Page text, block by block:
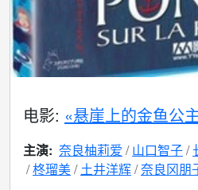
电影: «悬崖上的金鱼公
主演: 奈良柚莉爱 山口智子
柊瑠美 土井洋辉 奈良冈朋